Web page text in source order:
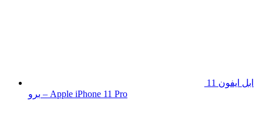
ابل ايفون 11
برو – Apple iPhone 11 Pro